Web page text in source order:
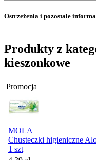
Ostrzeżenia i pozostałe
Produkty z
kieszonkowe
Promocja
MOLA
Chusteczki higieniczne
1 szt